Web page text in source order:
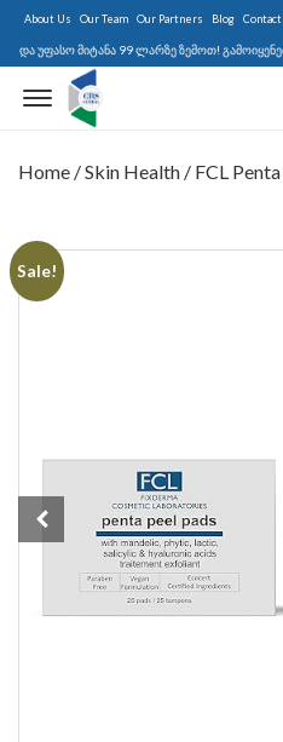
About Us Our Team Our Partners Blog Contact
მიტანა 99 ლარზე ზემოთ! გამოიყენეთ
Menu Open
Home /Skin Health / FCL
Sale!